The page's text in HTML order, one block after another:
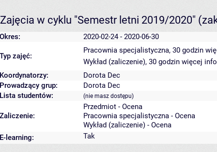
Zajęcia w cyklu "Semestr letni 2019/2020"
Okres: 2020-02-24 - 2020-06-30
Typ zajęć:
Pracownia specjalistyczna, 30 godzin
Wykład (zaliczenie), 30 godzin więcej
Koordynatorzy:
Dorota Dec
Prowadzący grup:
Dorota Dec
Lista studentów:
(nie masz dostępu)
Zaliczenie:
Przedmiot - Ocena
Pracownia specjalistyczna - Ocena
Wykład (zaliczenie) - Ocena
E-learning:
Tak